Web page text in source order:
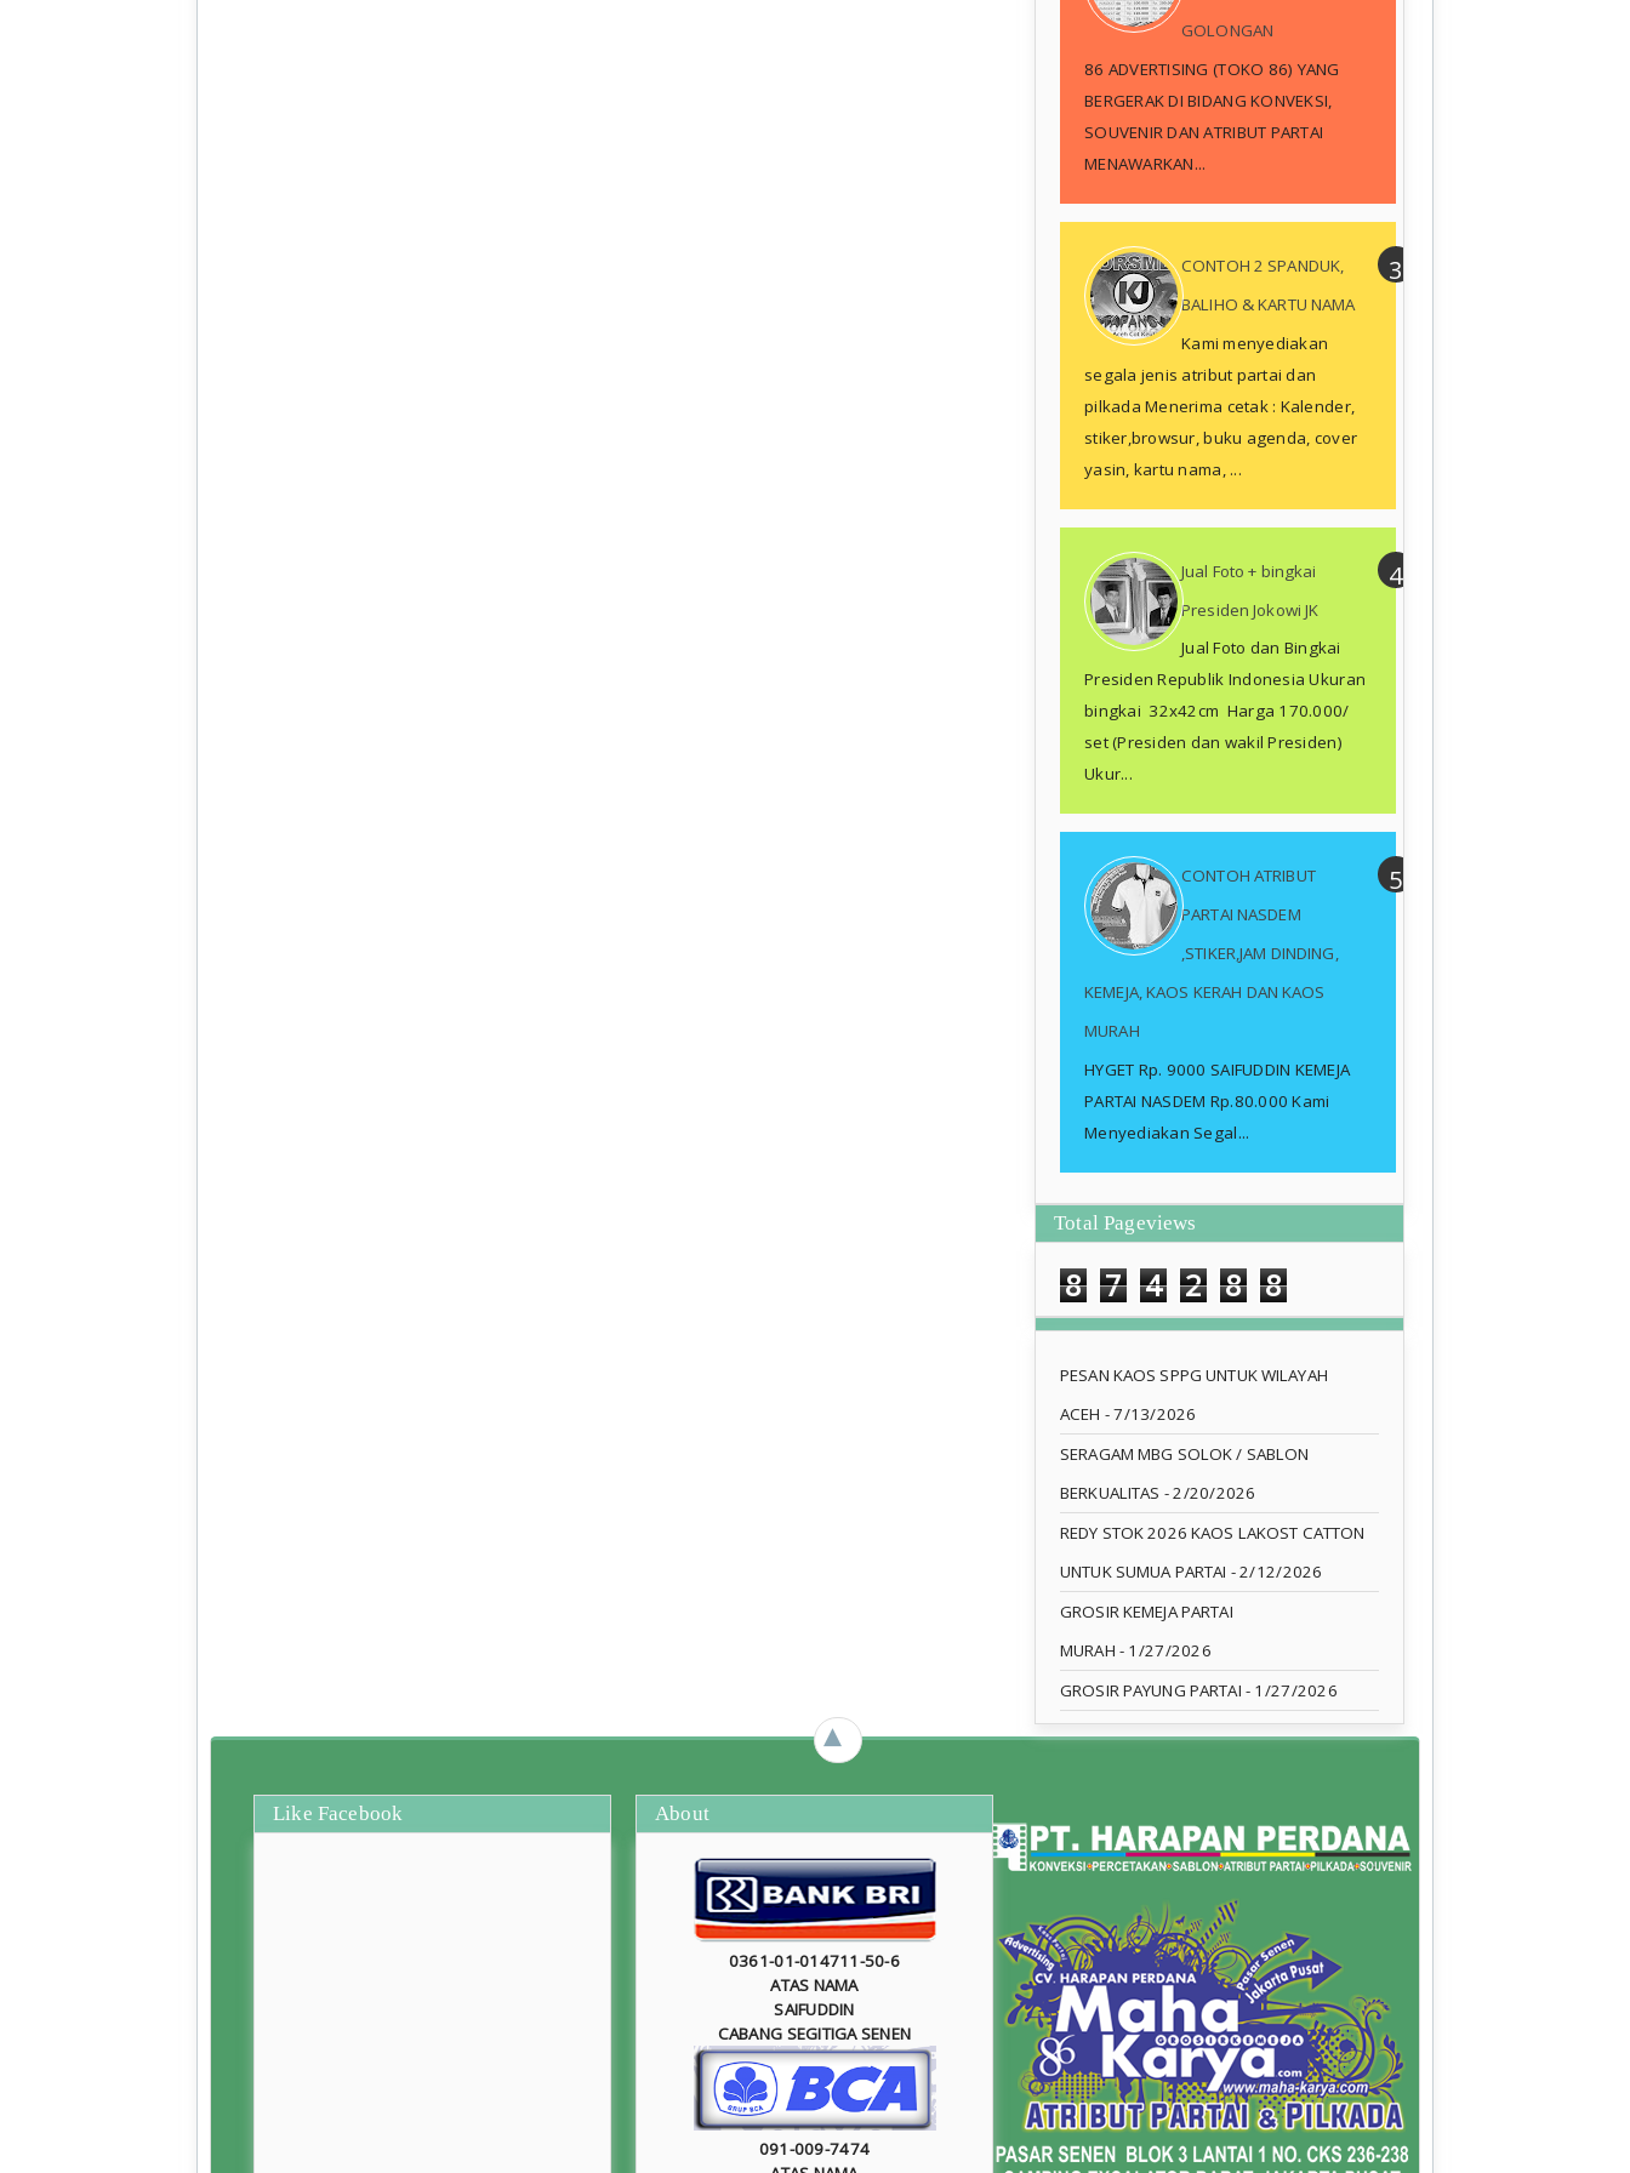
GOLONGAN
86 ADVERTISING (TOKO 86) YANG
BERGERAK DI BIDANG KONVEKSI,
SOUVENIR DAN ATRIBUT PARTAI
MENAWARKAN...
CONTOH 2 SPANDUK,
BALIHO & KARTU NAMA
Kami menyediakan
segala jenis atribut partai dan
pilkada Menerima cetak : Kalender,
stiker,browsur, buku agenda, cover
yasin, kartu nama, ...
Jual Foto + bingkai
Presiden Jokowi JK
Jual Foto dan Bingkai
Presiden Republik Indonesia Ukuran
bingkai 32x42cm Harga 170.000/
set (Presiden dan wakil Presiden)
Ukur...
CONTOH ATRIBUT
PARTAI NASDEM
,STIKER,JAM DINDING,
KEMEJA, KAOS KERAH DAN KAOS
MURAH
HYGET Rp. 9000 SAIFUDDIN KEMEJA
PARTAI NASDEM Rp.80.000 Kami
Menyediakan Segal...
Total Pageviews
8 7 4 2 8 8
PESAN KAOS SPPG UNTUK WILAYAH
ACEH - 7/13/2026
SERAGAM MBG SOLOK / SABLON
BERKUALITAS - 2/20/2026
REDY STOK 2026 KAOS LAKOST CATTON
UNTUK SUMUA PARTAI - 2/12/2026
GROSIR KEMEJA PARTAI
MURAH - 1/27/2026
GROSIR PAYUNG PARTAI - 1/27/2026
►
Like Facebook About
0361-01-014711-50-6
ATAS NAMA
SAIFUDDIN
CABANG SEGITIGA SENEN
091-009-7474